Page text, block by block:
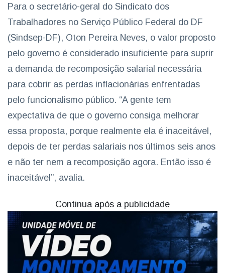
Para o secretário-geral do Sindicato dos
Trabalhadores no Serviço Público Federal do DF
(Sindsep-DF), Oton Pereira Neves, o valor proposto
pelo governo é considerado insuficiente para suprir
a demanda de recomposição salarial necessária
para cobrir as perdas inflacionárias enfrentadas
pelo funcionalismo público. “A gente tem
expectativa de que o governo consiga melhorar
essa proposta, porque realmente ela é inaceitável,
depois de ter perdas salariais nos últimos seis anos
e não ter nem a recomposição agora. Então isso é
inaceitável”, avalia.
Continua após a publicidade